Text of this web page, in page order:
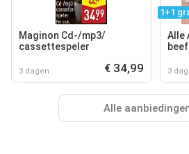
Maginon Cd-/mp3‍/
cassettespeler
3 dagen € 34,99
1+1
Alle
3
Alle